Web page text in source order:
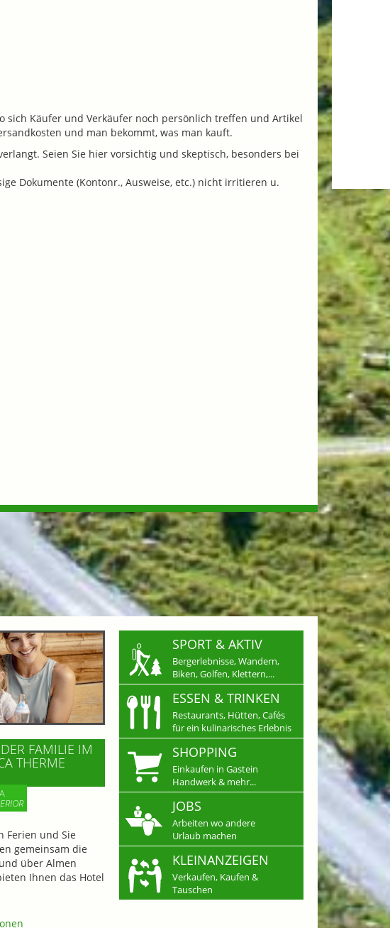
sich Käufer und Verkäufer noch persönlich treffen und Artikel
und man bekommt, was man kauft.
Seien Sie hier vorsichtig und skeptisch, besonders bei
Dokumente (Kontonr., Ausweise, etc.) nicht irritieren u.
FAMILIE IM
THERME
Ferien und Sie
gemeinsam die
über Almen
Ihnen das Hotel
SPORT & AKTIV
Bergerlebnisse, Wandern,
Biken, Golfen, Klettern,...
ESSEN & TRINKEN
Restaurants, Hütten, Cafés
für ein kulinarisches Erlebnis
SHOPPING
Einkaufen in Gastein
Handwerk & mehr...
JOBS
Arbeiten wo andere
Urlaub machen
KLEINANZEIGEN
Verkaufen, Kaufen &
Tauschen